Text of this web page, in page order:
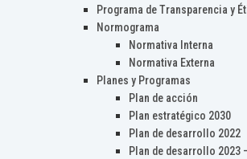
Programa de Transparencia y
Normograma
Normativa Interna
Normativa Externa
Planes y Programas
Plan de acción
Plan estratégico 2030
Plan de desarrollo 2022
Plan de desarrollo 2023